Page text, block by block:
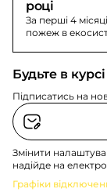
році
За перші 4
пожеж в
Будьте в
Підписатись на
Змінити
надійде на
Графіки